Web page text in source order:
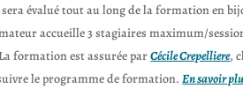
évalué tout au long de la formation en
accueille 3 stagiaires maximum/
formation est assurée parCécile Crepelliere,
le programme de formation.En savoir